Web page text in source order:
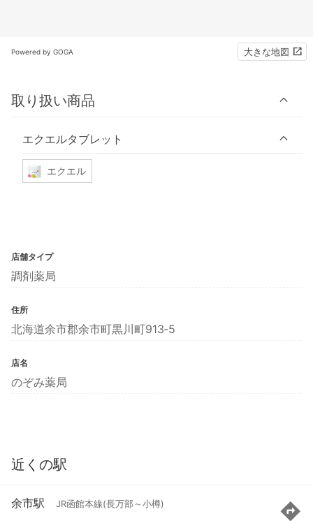
Powered by GOGA 大きな地図
取り扱い商品
エクエルタブレット
エクエル
店舗タイプ
調剤薬局
住所
北海道余市郡余市町黒川町913‐5
店名
のぞみ薬局
近くの駅
余市駅 JR函館本線(長万部～小樽)